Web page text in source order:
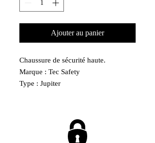
Ajouter au panier
Chaussure de sécurité haute.
Marque : Tec Safety
Type : Jupiter